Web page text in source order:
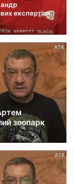
експертів».
зоопарк